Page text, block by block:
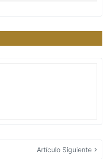
Artículo Siguiente